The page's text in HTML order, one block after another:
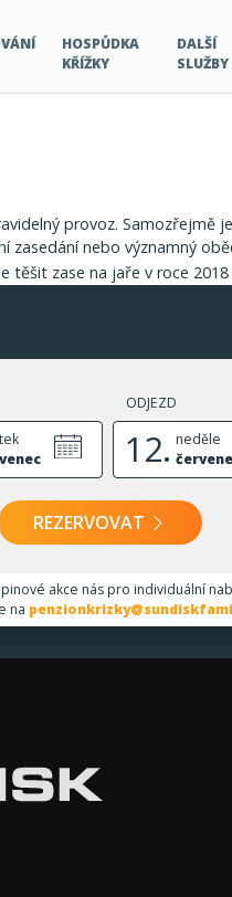
HOSPŮDKA
KŘÍŽKY
DALŠÍ
SLUŽBY
provoz. Samozřejmě
zasedání nebo významný
těšit zase na jaře v roce 2018
ODJEZD
12. neděle
REZERVOVAT
akce nás pro individuální
na